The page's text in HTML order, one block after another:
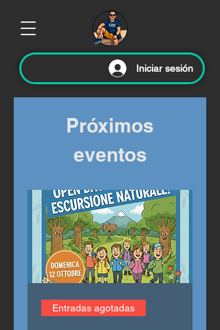
Iniciar sesión
Próximos
eventos
Entradas agotadas